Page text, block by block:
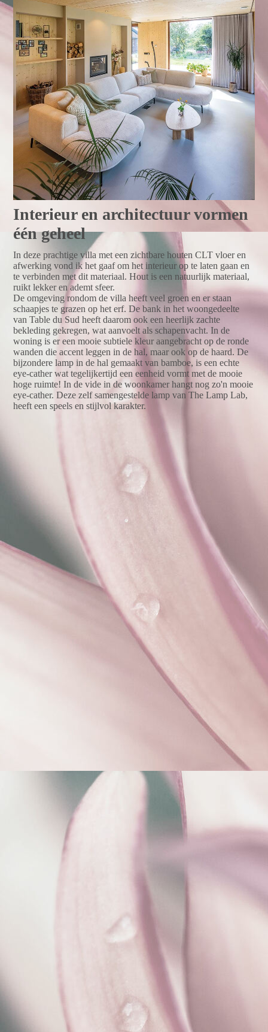
Interieur en architectuur vormen
één geheel
In deze prachtige villa met een zichtbare houten CLT vloer en
afwerking vond ik het gaaf om het interieur op te laten gaan en
te verbinden met dit materiaal. Hout is een natuurlijk materiaal,
ruikt lekker en ademt sfeer.
De omgeving rondom de villa heeft veel groen en er staan
schaapjes te grazen op het erf. De bank in het woongedeelte
van Table du Sud heeft daarom ook een heerlijk zachte
bekleding gekregen, wat aanvoelt als schapenvacht. In de
woning is er een mooie subtiele kleur aangebracht op de ronde
wanden die accent leggen in de hal, maar ook op de haard. De
bijzondere lamp in de hal gemaakt van bamboe, is een echte
eye-cather wat tegelijkertijd een eenheid vormt met de mooie
hoge ruimte! In de vide in de woonkamer hangt nog zo'n mooie
eye-cather. Deze zelf samengestelde lamp van The Lamp Lab,
heeft een speels en stijlvol karakter.